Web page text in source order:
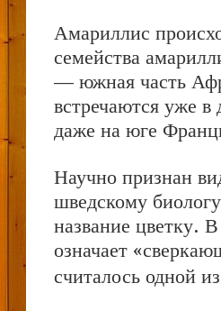
Амариллис
семейства
— южная часть
встречаются уже
даже на юге
Научно признан
шведскому
название цветку.
означает
считалось одной